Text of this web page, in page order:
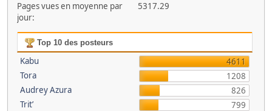
Pages vues en moyenne par
jour:
5317.29
Top 10 des posteurs
Kabu
4611
Tora
1208
Audrey Azura
826
Trit’
799